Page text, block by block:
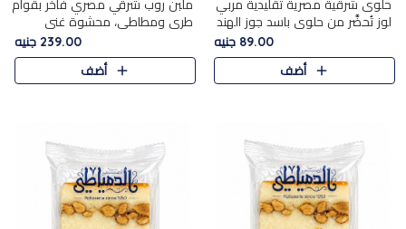
حلوى شرقية مصرية تقليدية مربي
لوز تُحضَّر من حلوى باسد جوز الهند
بقوام طري ومذاق غني، وتُزين
وتغطاه بقطع اللوز الفاخر التي
تضيف لمسة مميزة م..
89.00 جنيه
أضف
ملبن روب شرقي مصري فاخر بقوام
طري ومطاطي، محشوة غني
بسخاء بقطع عين الجمل واللوز
الفاخر التي تضيف قرمشة مميزة
ومرضية ونكهة ناتي غنية في كل
239.00 جنيه
أضف